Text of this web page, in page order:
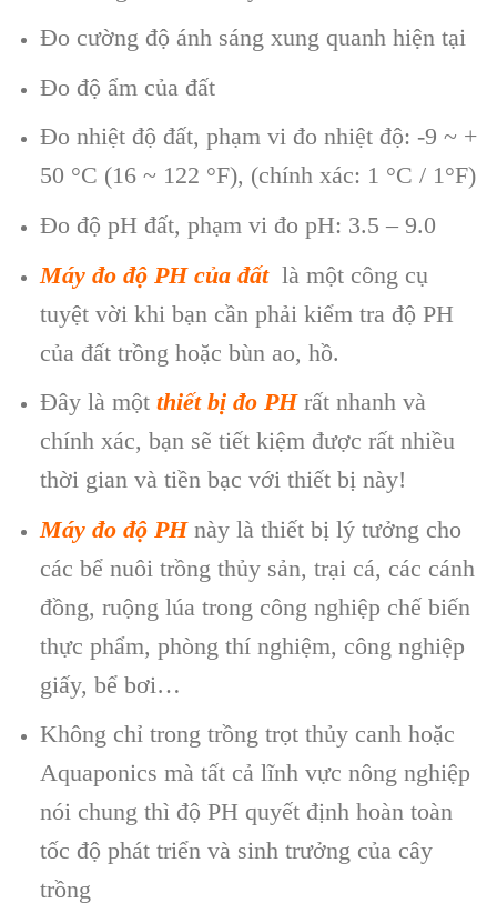
Đo cường độ ánh sáng xung quanh hiện tại
Đo độ ẩm của đất
Đo nhiệt độ đất, phạm vi đo nhiệt độ: -9 ~ +
50 °C (16 ~ 122 °F), (chính xác: 1 °C / 1°F)
Đo độ pH đất, phạm vi đo pH: 3.5 – 9.0
Máy đo độ PH của đấtlà một công cụ
tuyệt vời khi bạn cần phải kiểm tra độ PH
của đất trồng hoặc bùn ao, hồ.
Đây là một thiết bị đo PHrất nhanh và
chính xác, bạn sẽ tiết kiệm được rất nhiều
thời gian và tiền bạc với thiết bị này!
Máy đo độ PHnày là thiết bị lý tưởng cho
các bể nuôi trồng thủy sản, trại cá, các cánh
đồng, ruộng lúa trong công nghiệp chế biến
thực phẩm, phòng thí nghiệm, công nghiệp
giấy, bể bơi…
Không chỉ trong trồng trọt thủy canh hoặc
Aquaponics mà tất cả lĩnh vực nông nghiệp
nói chung thì độ PH quyết định hoàn toàn
tốc độ phát triển và sinh trưởng của cây
trồng